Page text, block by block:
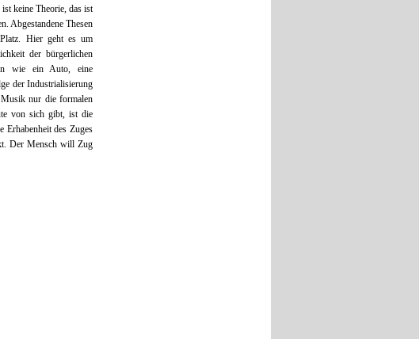
keine Theorie, das ist
Abgestandene Thesen
Hier geht es um
der bürgerlichen
wie ein Auto, eine
der Industrialisierung
nur die formalen
von sich gibt, ist die
Erhabenheit des Zuges
Der Mensch will Zug